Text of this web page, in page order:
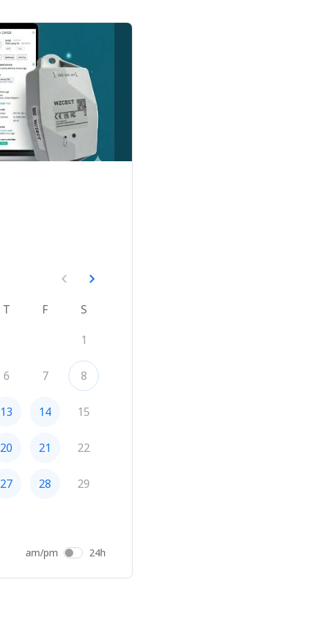
T F
S
1
6 7 8
13 14 15
20 21 22
27 28 29
am/pm 24h